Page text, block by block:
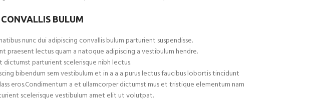
BULUM
nunc dui adipiscing convallis bulum parturient suspendisse.
praesent lectus quam a natoque adipiscing a vestibulum hendre.
dictumst parturient scelerisque nibh lectus.
bibendum sem vestibulum et in a a a purus lectus faucibus lobortis tincidunt
eros.Condimentum a et ullamcorper dictumst mus et tristique elementum nam
scelerisque vestibulum amet elit ut volutpat.